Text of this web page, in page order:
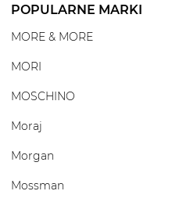
POPULARNE MARKI
MORE & MORE
MORI
MOSCHINO
Moraj
Morgan
Mossman